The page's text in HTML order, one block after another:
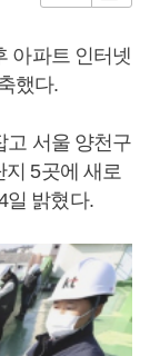
아파트 인터넷
했다.
고 서울 양천구
지 5곳에 새로
일 밝혔다.